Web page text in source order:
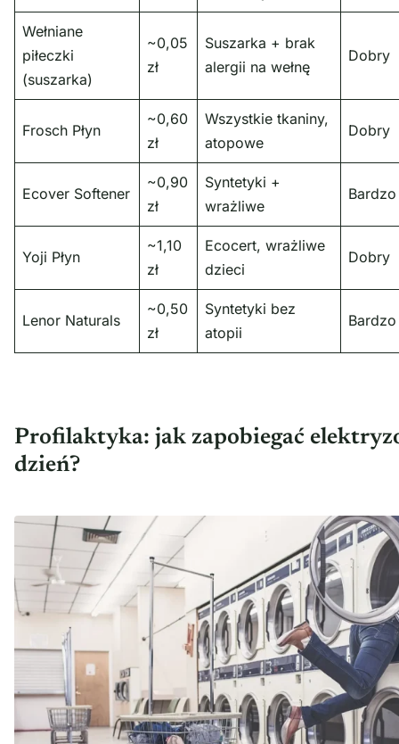
Wełniane
piłeczki
(suszarka)
~0,05
zł
Suszarka + brak
alergii na wełnę
Dobry
Frosch Płyn
~0,60
zł
Wszystkie tkaniny,
atopowe
Dobry
Ecover Softener
~0,90
zł
Syntetyki +
wrażliwe
Yoji Płyn
~1,10
zł
Ecocert, wrażliwe
dzieci
Dobry
Lenor Naturals
~0,50
zł
Syntetyki bez
atopii
Profilaktyka: jak zapobiegać
dzień?